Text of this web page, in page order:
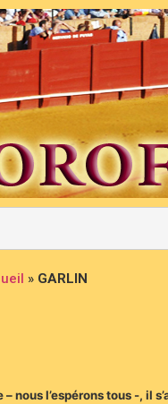
» GARLIN
l’espérons tous -, il